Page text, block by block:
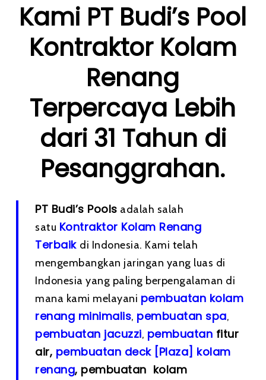
Kami PT Budi’s Pool
Kontraktor Kolam
Renang
Terpercaya Lebih
dari 31 Tahun di
Pesanggrahan.
PT Budi’s Pools adalah salah
satu Kontraktor Kolam Renang
Terbaik di Indonesia. Kami telah
mengembangkan jaringan yang luas di
Indonesia yang paling berpengalaman di
mana kami melayani pembuatan kolam
renang minimalis, pembuatan spa,
pembuatan jacuzzi, pembuatan fitur
air, pembuatan deck [Plaza] kolam
renang, pembuatan kolam